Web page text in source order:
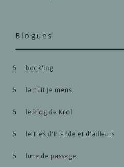
Blogues
book’ing
la nuit je mens
le blog de Krol
lettres d’Irlande et d’ailleurs
lune de passage